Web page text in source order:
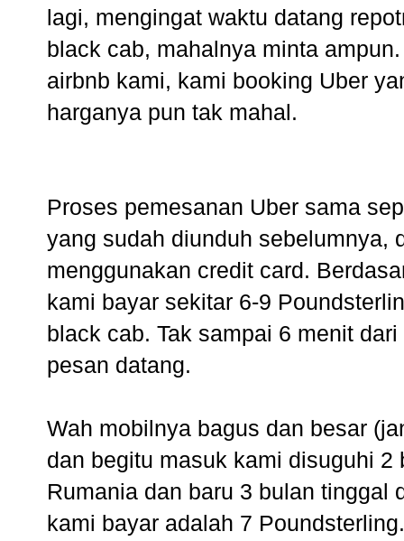
lagi, mengingat waktu datang
black cab, mahalnya minta
airbnb kami, kami booking Uber
harganya pun tak mahal.
Proses pemesanan Uber sama
yang sudah diunduh sebelumnya,
menggunakan credit card.
kami bayar sekitar 6-9
black cab. Tak sampai 6 menit
pesan datang.
Wah mobilnya bagus dan besar
dan begitu masuk kami disuguhi
Rumania dan baru 3 bulan tinggal
kami bayar adalah 7